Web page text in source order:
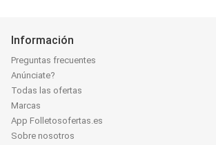
Información
Preguntas frecuentes
Anúnciate?
Todas las ofertas
Marcas
App Folletosofertas.es
Sobre nosotros